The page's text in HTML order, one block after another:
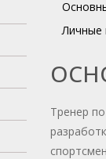
Личные
Тренер